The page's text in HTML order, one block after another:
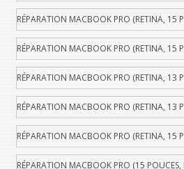
RÉPARATION MACBOOK PRO (RETINA, 15
RÉPARATION MACBOOK PRO (RETINA, 15
RÉPARATION MACBOOK PRO (RETINA, 13
RÉPARATION MACBOOK PRO (RETINA, 13
RÉPARATION MACBOOK PRO (RETINA, 15
RÉPARATION MACBOOK PRO (15